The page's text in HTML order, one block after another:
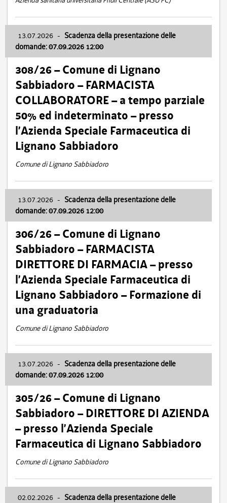
13.07.2026 - Scadenza della presentazione delle
domande: 07.09.2026 12:00
308/26 – Comune di Lignano
Sabbiadoro – FARMACISTA
COLLABORATORE – a tempo parziale
50% ed indeterminato – presso
l’Azienda Speciale Farmaceutica di
Lignano Sabbiadoro
Comune di Lignano Sabbiadoro
13.07.2026 - Scadenza della presentazione delle
domande: 07.09.2026 12:00
306/26 – Comune di Lignano
Sabbiadoro – FARMACISTA
DIRETTORE DI FARMACIA – presso
l’Azienda Speciale Farmaceutica di
Lignano Sabbiadoro – Formazione di
una graduatoria
Comune di Lignano Sabbiadoro
13.07.2026 - Scadenza della presentazione delle
domande: 07.09.2026 12:00
305/26 – Comune di Lignano
Sabbiadoro – DIRETTORE DI AZIENDA
– presso l’Azienda Speciale
Farmaceutica di Lignano Sabbiadoro
Comune di Lignano Sabbiadoro
02.02.2026 - Scadenza della presentazione delle